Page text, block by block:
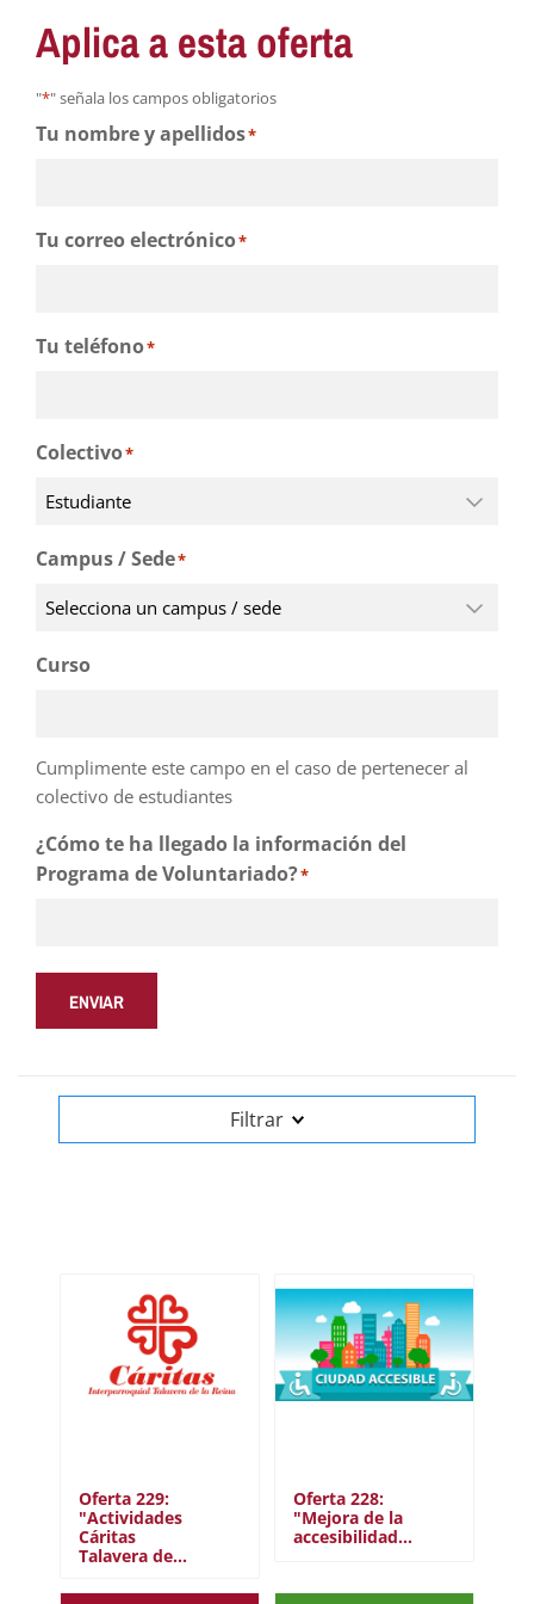
Aplica a esta oferta
"*" señala los campos obligatorios
Tu nombre y apellidos*
Tu correo electrónico*
Tu teléfono*
Colectivo*
Campus / Sede*
Curso
Cumplimente este campo en el caso de pertenecer al
colectivo de estudiantes
¿Cómo te ha llegado la información del
Programa de Voluntariado?*
ENVIAR
Filtrar
Almadén
Talavera de la Reina
COLECTIVO
PDI
Alumni
ODS
Oferta 229:
"Actividades
Cáritas
Talavera de…
Oferta 228:
"Mejora de la
accesibilidad…